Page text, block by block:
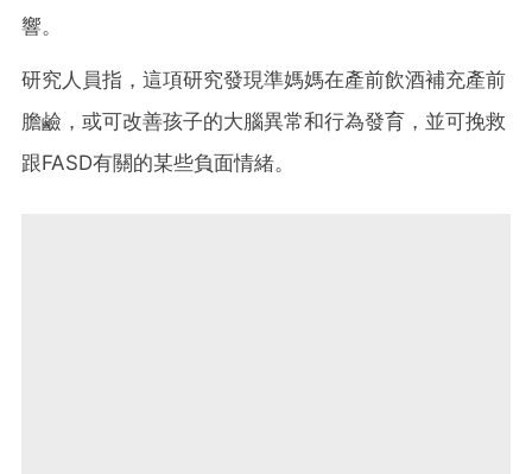
響。
研究人員指，這項研究發現準媽媽在產前飲酒補充產前
膽鹼，或可改善孩子的大腦異常和行為發育，並可挽救
跟FASD有關的某些負面情緒。